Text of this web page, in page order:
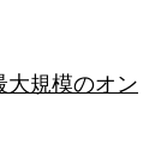
大規模のオン